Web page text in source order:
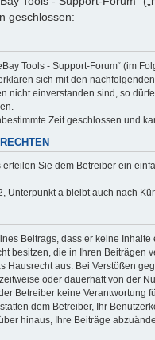
geschlossen:
Tools - Support-Forum“ (im
sich mit den
nicht einverstanden sind, so
Zeit geschlossen und
erteilen Sie dem Betreiber ein
Unterpunkt a bleibt auch nach
Beitrags, dass er keine
besitzen, die in Ihren Beiträgen
Hausrecht aus. Bei Verstößen
oder dauerhaft von der
Betreiber keine Verantwortung
dem Betreiber, Ihr
hinaus, Ihre Beiträge